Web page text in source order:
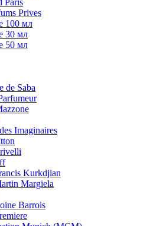
Paris
Prives
100 мл
30 мл
50 мл
de Saba
Imaginaires
Kurkdjian
Margiela
Barrois